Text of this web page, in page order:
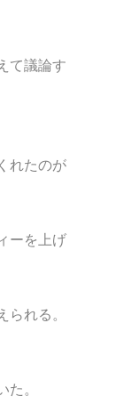
て議論す
れたのが
ーを上げ
れる。
。